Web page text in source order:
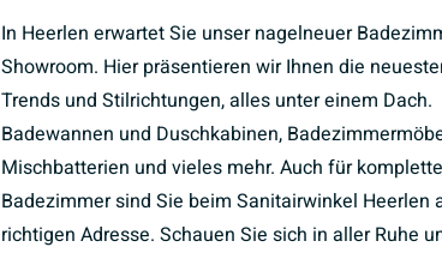
In Heerlen erwartet Sie unser nagelneuer
Showroom. Hier präsentieren wir Ihnen die
Trends und Stilrichtungen, alles unter einem Dach.
Badewannen und Duschkabinen,
Mischbatterien und vieles mehr. Auch für komplette
Badezimmer sind Sie beim Sanitairwinkel Heerlen
richtigen Adresse. Schauen Sie sich in aller Ruhe